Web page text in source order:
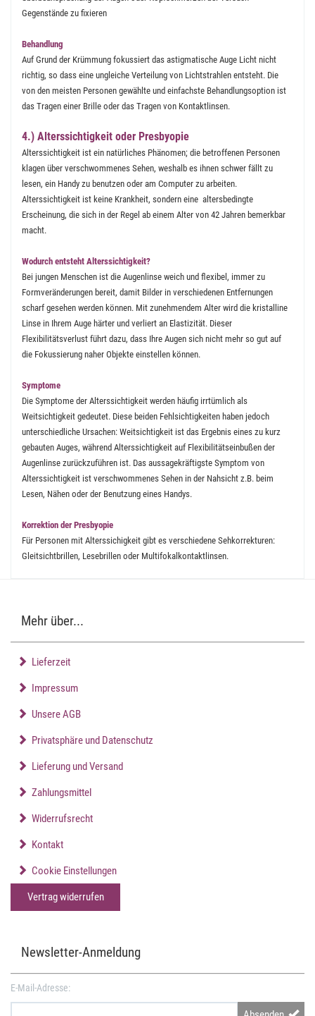
Gegenstände zu fixieren
Behandlung
Auf Grund der Krümmung fokussiert das astigmatische Auge Licht nicht
richtig, so dass eine ungleiche Verteilung von Lichtstrahlen entsteht. Die
von den meisten Personen gewählte und einfachste Behandlungsoption ist
das Tragen einer Brille oder das Tragen von Kontaktlinsen.
4.) Alterssichtigkeit oder Presbyopie
Alterssichtigkeit ist ein natürliches Phänomen; die betroffenen Personen
klagen über verschwommenes Sehen, weshalb es ihnen schwer fällt zu
lesen, ein Handy zu benutzen oder am Computer zu arbeiten.
Alterssichtigkeit ist keine Krankheit, sondern eine altersbedingte
Erscheinung, die sich in der Regel ab einem Alter von 42 Jahren bemerkbar
macht.
Wodurch entsteht Alterssichtigkeit?
Bei jungen Menschen ist die Augenlinse weich und flexibel, immer zu
Formveränderungen bereit, damit Bilder in verschiedenen Entfernungen
scharf gesehen werden können. Mit zunehmendem Alter wird die kristalline
Linse in Ihrem Auge härter und verliert an Elastizität. Dieser
Flexibilitätsverlust führt dazu, dass Ihre Augen sich nicht mehr so gut auf
die Fokussierung naher Objekte einstellen können.
Symptome
Die Symptome der Alterssichtigkeit werden häufig irrtümlich als
Weitsichtigkeit gedeutet. Diese beiden Fehlsichtigkeiten haben jedoch
unterschiedliche Ursachen: Weitsichtigkeit ist das Ergebnis eines zu kurz
gebauten Auges, während Alterssichtigkeit auf Flexibilitätseinbußen der
Augenlinse zurückzuführen ist. Das aussagekräftigste Symptom von
Alterssichtigkeit ist verschwommenes Sehen in der Nahsicht z.B. beim
Lesen, Nähen oder der Benutzung eines Handys.
Korrektion der Presbyopie
Für Personen mit Alterssichigkeit gibt es verschiedene Sehkorrekturen:
Gleitsichtbrillen, Lesebrillen oder Multifokalkontaktlinsen.
Mehr über...
Lieferzeit
Impressum
Unsere AGB
Privatsphäre und Datenschutz
Lieferung und Versand
Zahlungsmittel
Widerrufsrecht
Kontakt
Cookie Einstellungen
Vertrag widerrufen
Newsletter-Anmeldung
E-Mail-Adresse: